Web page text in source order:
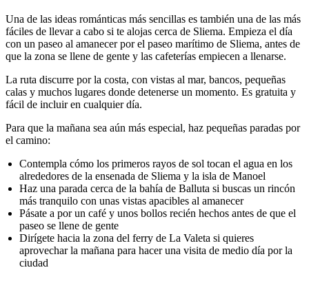
Una de las ideas románticas más sencillas es también una de las más
fáciles de llevar a cabo si te alojas cerca de Sliema. Empieza el día
con un paseo al amanecer por el paseo marítimo de Sliema, antes de
que la zona se llene de gente y las cafeterías empiecen a llenarse.
La ruta discurre por la costa, con vistas al mar, bancos, pequeñas
calas y muchos lugares donde detenerse un momento. Es gratuita y
fácil de incluir en cualquier día.
Para que la mañana sea aún más especial, haz pequeñas paradas por
el camino:
Contempla cómo los primeros rayos de sol tocan el agua en los
alrededores de la ensenada de Sliema y la isla de Manoel
Haz una parada cerca de la bahía de Balluta si buscas un rincón
más tranquilo con unas vistas apacibles al amanecer
Pásate a por un café y unos bollos recién hechos antes de que el
paseo se llene de gente
Dirígete hacia la zona del ferry de La Valeta si quieres
aprovechar la mañana para hacer una visita de medio día por la
ciudad